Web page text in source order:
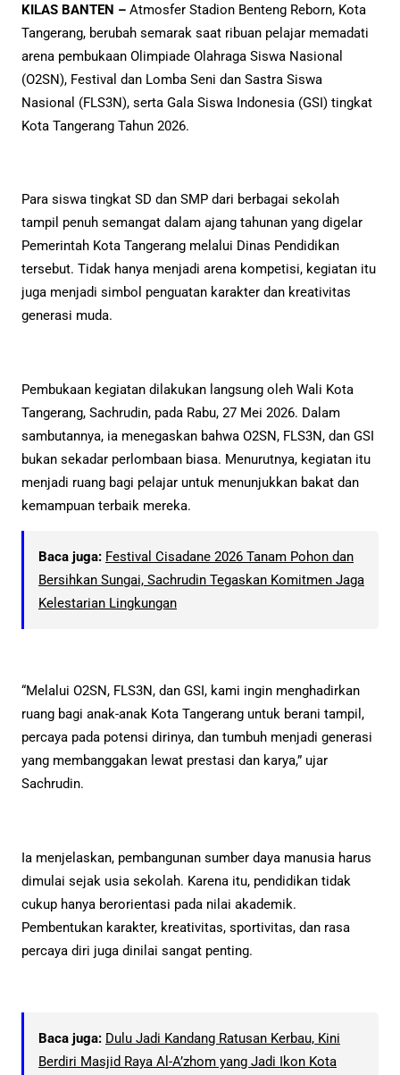
KILAS BANTEN – Atmosfer Stadion Benteng Reborn, Kota
Tangerang, berubah semarak saat ribuan pelajar memadati
arena pembukaan Olimpiade Olahraga Siswa Nasional
(O2SN), Festival dan Lomba Seni dan Sastra Siswa
Nasional (FLS3N), serta Gala Siswa Indonesia (GSI) tingkat
Kota Tangerang Tahun 2026.
Para siswa tingkat SD dan SMP dari berbagai sekolah
tampil penuh semangat dalam ajang tahunan yang digelar
Pemerintah Kota Tangerang melalui Dinas Pendidikan
tersebut. Tidak hanya menjadi arena kompetisi, kegiatan itu
juga menjadi simbol penguatan karakter dan kreativitas
generasi muda.
Pembukaan kegiatan dilakukan langsung oleh Wali Kota
Tangerang, Sachrudin, pada Rabu, 27 Mei 2026. Dalam
sambutannya, ia menegaskan bahwa O2SN, FLS3N, dan GSI
bukan sekadar perlombaan biasa. Menurutnya, kegiatan itu
menjadi ruang bagi pelajar untuk menunjukkan bakat dan
kemampuan terbaik mereka.
Baca juga: Festival Cisadane 2026 Tanam Pohon dan
Bersihkan Sungai, Sachrudin Tegaskan Komitmen Jaga
Kelestarian Lingkungan
“Melalui O2SN, FLS3N, dan GSI, kami ingin menghadirkan
ruang bagi anak-anak Kota Tangerang untuk berani tampil,
percaya pada potensi dirinya, dan tumbuh menjadi generasi
yang membanggakan lewat prestasi dan karya,” ujar
Sachrudin.
Ia menjelaskan, pembangunan sumber daya manusia harus
dimulai sejak usia sekolah. Karena itu, pendidikan tidak
cukup hanya berorientasi pada nilai akademik.
Pembentukan karakter, kreativitas, sportivitas, dan rasa
percaya diri juga dinilai sangat penting.
Baca juga: Dulu Jadi Kandang Ratusan Kerbau, Kini
Berdiri Masjid Raya Al-A’zhom yang Jadi Ikon Kota